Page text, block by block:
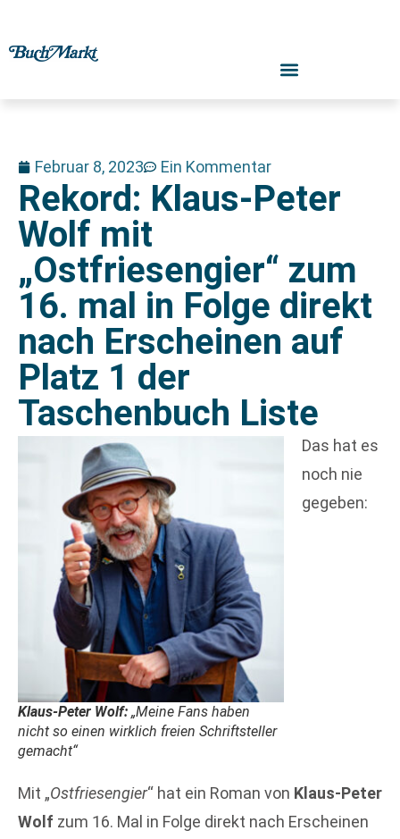
Februar 8, 2023 Ein Kommentar
Rekord: Klaus-Peter
Wolf mit
„Ostfriesengier“ zum
16. mal in Folge direkt
nach Erscheinen auf
Platz 1 der
Taschenbuch Liste
Klaus-Peter Wolf: „Meine Fans haben
nicht so einen wirklich freien Schriftsteller
gemacht“
Das hat es
noch nie
gegeben:
Mit „Ostfriesengier“ hat ein Roman von Klaus-Peter
Wolf zum 16. Mal in Folge direkt nach Erscheinen